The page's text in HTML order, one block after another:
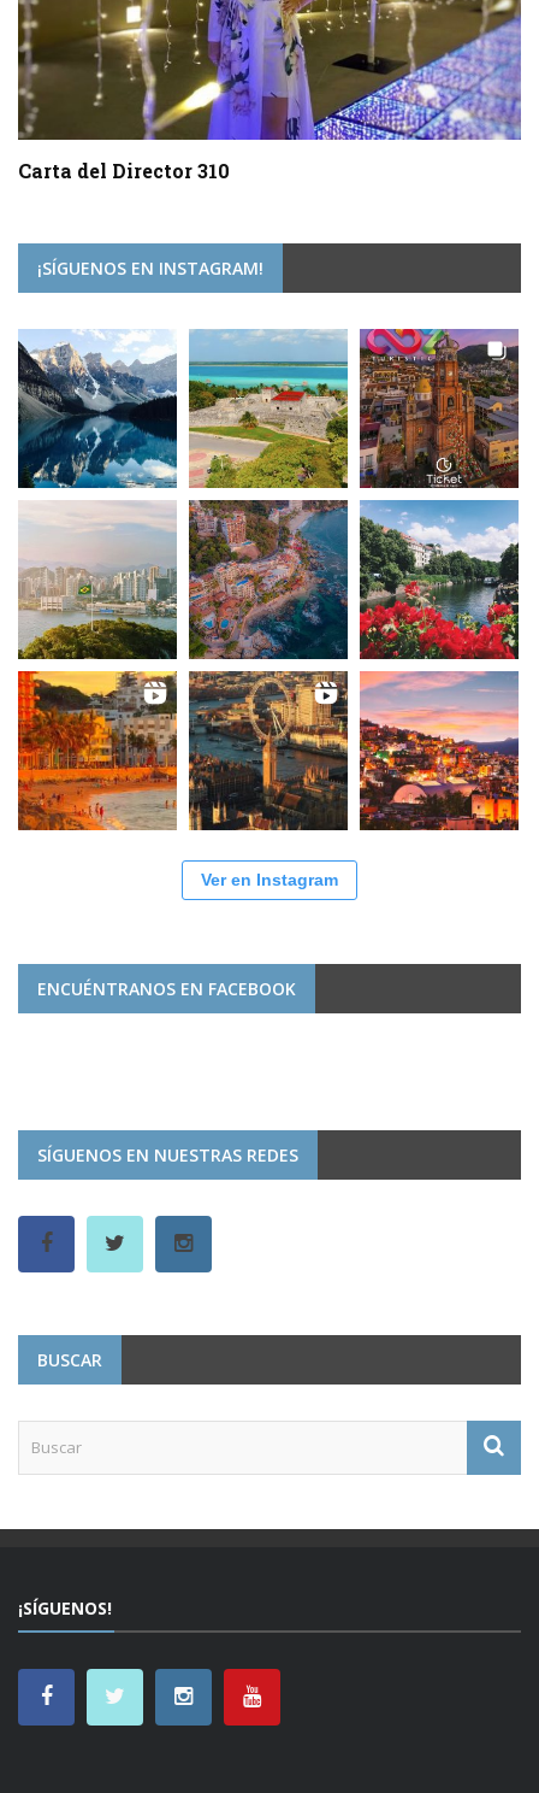
Carta del Director 310
¡SÍGUENOS EN INSTAGRAM!
Ver en Instagram
ENCUÉNTRANOS EN FACEBOOK
SÍGUENOS EN NUESTRAS REDES
BUSCAR
¡SÍGUENOS!